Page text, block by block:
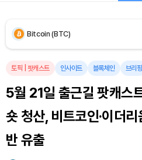
Bitcoin (BTC)
토픽 팟캐스트 인사이트 블록체인 브리핑
5월 21일 출근길 팟캐
숏 청산, 비트코인·이더
반 유출